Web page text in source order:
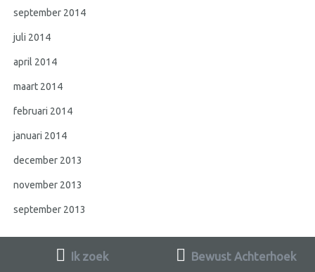
september 2014
juli 2014
april 2014
maart 2014
februari 2014
januari 2014
december 2013
november 2013
september 2013
Ik zoek Bewust Achterhoek